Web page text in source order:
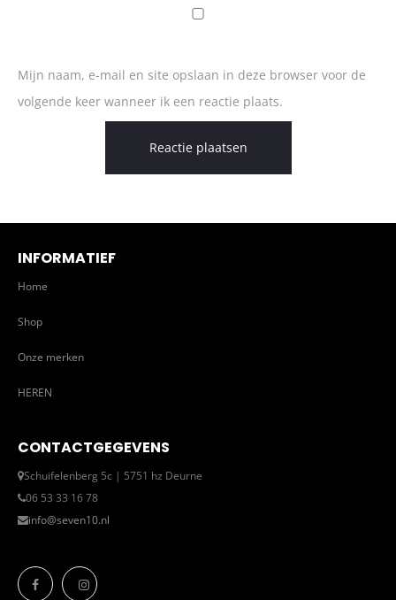
Mijn naam, e-mail en site opslaan in deze browser voor de
volgende keer wanneer ik een reactie plaats.
INFORMATIEF
Home
Shop
Onze merken
HEREN
CONTACTGEGEVENS
Schuifelenberg 5c | 5751 hz Deurne
06 53 33 16 78
info@seven10.nl